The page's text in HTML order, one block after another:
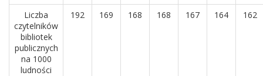
Liczba
czytelników
bibliotek
publicznych
na 1000
ludności
192 169 168 168 167 164 162